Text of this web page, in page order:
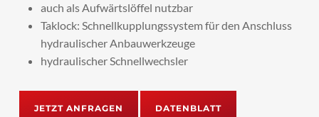
auch als Aufwärtslöffel nutzbar
Taklock: Schnellkupplungssystem für den Anschluss
hydraulischer Anbauwerkzeuge
hydraulischer Schnellwechsler
JETZT ANFRAGEN DATENBLATT